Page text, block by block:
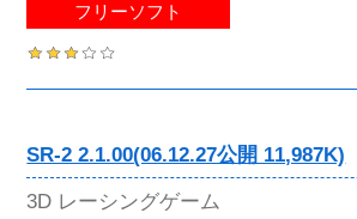
フリーソフト
SR-2 2.1.00(06.12.27公開 11,987K)
3D レーシングゲーム